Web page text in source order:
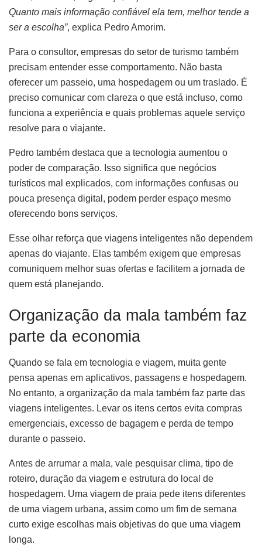
Quanto mais informação confiável ela tem, melhor tende a
ser a escolha”, explica Pedro Amorim.
Para o consultor, empresas do setor de turismo também
precisam entender esse comportamento. Não basta
oferecer um passeio, uma hospedagem ou um traslado. É
preciso comunicar com clareza o que está incluso, como
funciona a experiência e quais problemas aquele serviço
resolve para o viajante.
Pedro também destaca que a tecnologia aumentou o
poder de comparação. Isso significa que negócios
turísticos mal explicados, com informações confusas ou
pouca presença digital, podem perder espaço mesmo
oferecendo bons serviços.
Esse olhar reforça que viagens inteligentes não dependem
apenas do viajante. Elas também exigem que empresas
comuniquem melhor suas ofertas e facilitem a jornada de
quem está planejando.
Organização da mala também faz
parte da economia
Quando se fala em tecnologia e viagem, muita gente
pensa apenas em aplicativos, passagens e hospedagem.
No entanto, a organização da mala também faz parte das
viagens inteligentes. Levar os itens certos evita compras
emergenciais, excesso de bagagem e perda de tempo
durante o passeio.
Antes de arrumar a mala, vale pesquisar clima, tipo de
roteiro, duração da viagem e estrutura do local de
hospedagem. Uma viagem de praia pede itens diferentes
de uma viagem urbana, assim como um fim de semana
curto exige escolhas mais objetivas do que uma viagem
longa.